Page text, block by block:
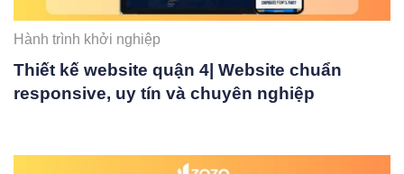
Hành trình khởi nghiệp
Thiết kế website quận 4| Website chuẩn
responsive, uy tín và chuyên nghiệp